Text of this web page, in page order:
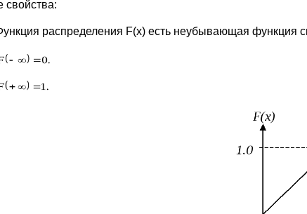
распределения F(x) есть неубывающая функция